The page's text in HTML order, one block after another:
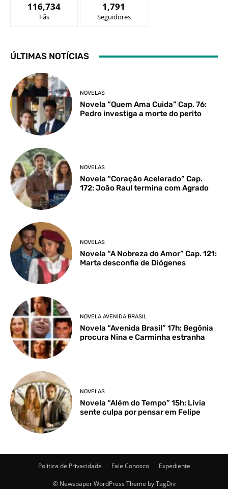
116,734
Fãs
1,791
Seguidores
ÚLTIMAS NOTÍCIAS
NOVELAS
Novela “Quem Ama Cuida” Cap. 76:
Pedro investiga a morte do perito
NOVELAS
Novela “Coração Acelerado” Cap.
172: João Raul termina com Agrado
NOVELAS
Novela “A Nobreza do Amor” Cap. 121:
Marta desconfia de Diógenes
NOVELA AVENIDA BRASIL
Novela “Avenida Brasil” 17h: Begônia
procura Nina e Carminha estranha
NOVELAS
Novela “Além do Tempo” 15h: Lívia
sente culpa por pensar em Felipe
Política de Privacidade Fale Conosco Expediente
© Newspaper WordPress Theme by TagDiv